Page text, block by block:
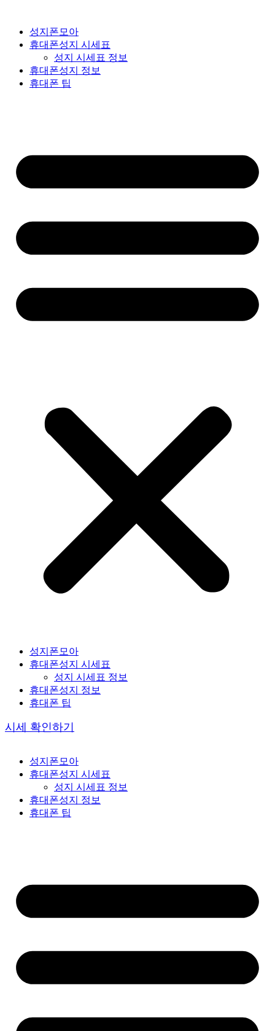
성지폰모아
휴대폰성지 시세표
성지 시세표 정보
휴대폰성지 정보
휴대폰 팁
성지폰모아
휴대폰성지 시세표
성지 시세표 정보
휴대폰성지 정보
휴대폰 팁
시세 확인하기
성지폰모아
휴대폰성지 시세표
성지 시세표 정보
휴대폰성지 정보
휴대폰 팁